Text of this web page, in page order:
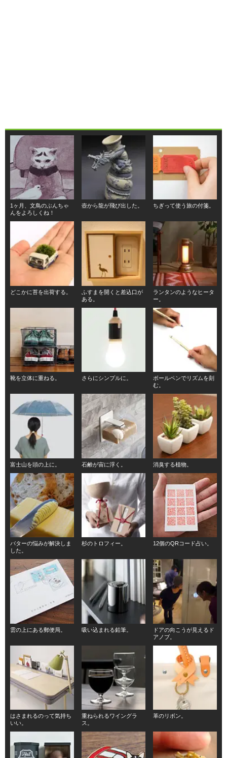
1ヶ月、文鳥のぶんちゃ
んをよろしくね！
壺から龍が飛び出した。 ちぎって使う旅の付箋。
どこかに苔を出荷する。
ふすまを開くと差込口が
ある。
ランタンのようなヒータ
ー。
靴を立体に重ねる。 さらにシンプルに。
ボールペンでリズムを刻
む。
富士山を頭の上に。 石鹸が宙に浮く。 消臭する植物。
バターの悩みが解決しま
した。
杉のトロフィー。 12個のQRコード占い。
雲の上にある郵便局。 吸い込まれる鉛筆。
ドアの向こうが見えるド
アノブ。
はさまれるのって気持ち
いい。
重ねられるワイングラ
ス。
革のリボン。